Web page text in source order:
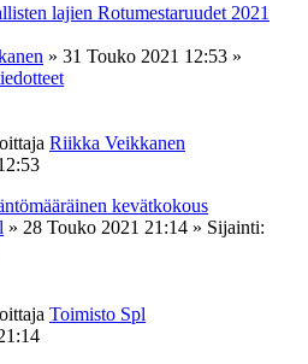
lajien Rotumestaruudet 2021
» 31 Touko 2021 12:53 »
Riikka Veikkanen
kevätkokous
» 28 Touko 2021 21:14 » Sijainti:
Toimisto Spl